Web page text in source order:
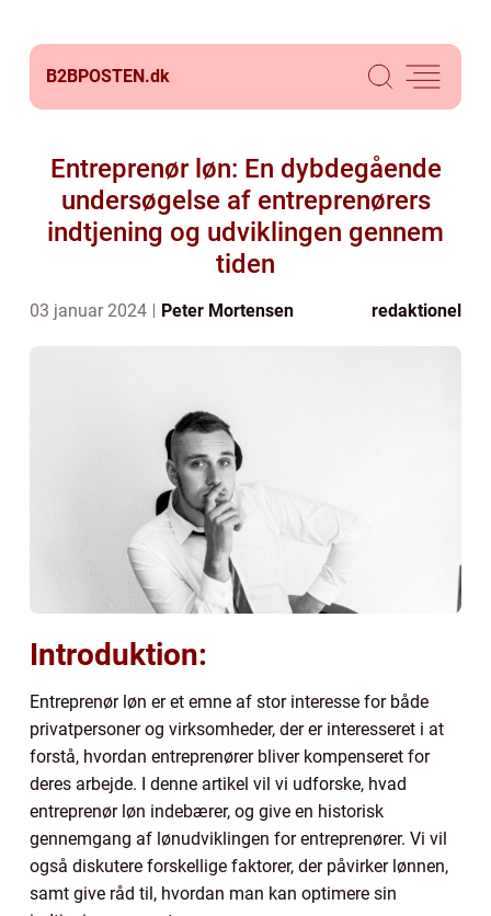
B2BPOSTEN.dk
Entreprenør løn: En dybdegående
undersøgelse af entreprenørers
indtjening og udviklingen gennem
tiden
03 januar 2024 Peter Mortensen redaktionel
Introduktion:
Entreprenør løn er et emne af stor interesse for både
privatpersoner og virksomheder, der er interesseret i at
forstå, hvordan entreprenører bliver kompenseret for
deres arbejde. I denne artikel vil vi udforske, hvad
entreprenør løn indebærer, og give en historisk
gennemgang af lønudviklingen for entreprenører. Vi vil
også diskutere forskellige faktorer, der påvirker lønnen,
samt give råd til, hvordan man kan optimere sin